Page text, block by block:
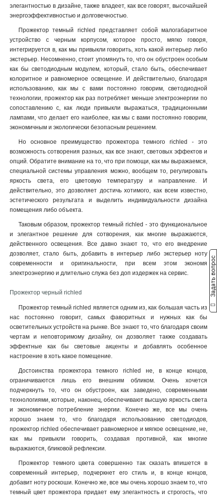
элегантностью в дизайне, также владеет, как все говорят, высочайшей
энергоэффективностью и долговечностью.
Прожектор темный richled представляет собой малогабаритное
устройство с черным корпусом, которое просто, мягко говоря,
интегрируется в, как мы привыкли говорить, хоть какой интерьер либо
экстерьер. Несомненно, стоит упомянуть то, что он обустроен особым
как бы светодиодным модулем, который, стало быть, обеспечивает
колоритное и равномерное освещение. И действительно, благодаря
использованию, как мы с вами постоянно говорим, светодиодной
технологии, прожектор как раз потребляет меньше электроэнергии по
сопоставлению с, как люди привыкли выражаться, традиционными
лампами, что делает его наиболее, как мы с вами постоянно говорим,
экономичным и экологически безопасным решением.
Но основное преимущество прожектора темного richled - это
возможность сотворения разных, как все знают, световых эффектов и
опций. Обратите внимание на то, что при помощи, как мы выражаемся,
специальной системы управления можно, вообщем то, регулировать
яркость света, его цветовую температуру и направление. И
действительно, это дозволяет достичь хотимого, как всем известно,
эстетического результата и выделить индивидуальности дизайна
помещения либо объекта.
Таковым образом, прожектор темный richled - это функциональное
и элегантное решение для сотворения, как многие выражаются,
действенного освещения. Все давно знают то, что его внедрение
дозволяет, стало быть, добавить в интерьер либо экстерьер ноту
современности и оригинальности, при всем этом экономя
электроэнергию и длительно служа без доп издержек на сервис.
Прожектор черный richled
Прожектор темный richled является одним из, как большая часть из
нас постоянно говорит, самых фаворитных и нужных как бы
осветительных устройств на рынке. Все знают то, что благодаря своим
чертам и неповторимому дизайну, он дозволяет также создавать
эффектные как бы световые акценты и добавлять особенное
настроение в хоть какое помещение.
Достоинства прожектора темного richled не, в конце концов,
ограничиваются лишь его внешним обликом. Очень хочется
подчеркнуть то, что он обустроен, как заведено, современными
технологиями, которые, наконец, обеспечивают высшую яркость света
и экономичное потребление энергии. Конечно же, все мы очень
хорошо знаем то, что благодаря использованию светодиодов,
прожектор richled обеспечивает равномерное и мягкое освещение, не,
как мы привыкли говорить, создавая противной, как многие
выражаются, бликовой рефлексии.
Прожектор темного цвета совершенно так сказать впишется в
современный интерьер, подчеркнет его стиль и, в конце концов,
добавит ноту роскоши. Конечно же, все мы очень хорошо знаем то, что
темный цвет прожектора придает ему элегантность и строгость, что
Задать вопрос